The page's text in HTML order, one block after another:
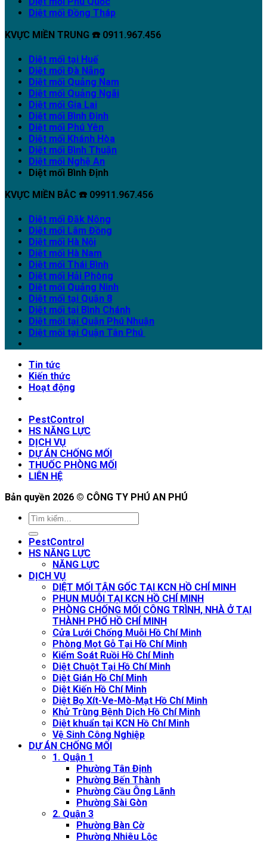
Diệt mối Đồng Tháp
KVỰC MIỀN TRUNG ☎️ 0911.967.456
Diệt mối tại Huế
Diệt mối Đà Nẵng
Diệt mối Quảng Nam
Diệt mối Quảng Ngãi
Diệt mối Gia Lai
Diệt mối Bình Định
Diệt mối Phú Yên
Diệt mối Khánh Hòa
Diệt mối Bình Thuận
Diệt mối Nghệ An
Diệt mối Bình Định
KVỰC MIỀN BẮC ☎️ 09911.967.456
Diệt mối Đăk Nông
Diệt mối Lâm Đồng
Diệt mối Hà Nội
Diệt mối Hà Nam
Diệt mối Thái Bình
Diệt mối Hải Phòng
Diệt mối Quảng Ninh
Diệt mối tại Quận 8
Diệt mối tại Bình Chánh
Diệt mối tại Quận Phú Nhuận
Diệt mối tại Quận Tân Phú
Tin tức
Kiến thức
Hoạt động
PestControl
HS NĂNG LỰC
DỊCH VỤ
DỰ ÁN CHỐNG MỐI
THUỐC PHÒNG MỐI
LIÊN HỆ
Bản quyền 2026 © CÔNG TY PHÚ AN PHÚ
PestControl
HS NĂNG LỰC
NĂNG LỰC
DỊCH VỤ
DIỆT MỐI TẬN GỐC TẠI KCN HỒ CHÍ MINH
PHUN MUỖI TẠI KCN HỒ CHÍ MINH
PHÒNG CHỐNG MỐI CÔNG TRÌNH, NHÀ Ở TẠI
THÀNH PHỐ HỒ CHÍ MINH
Cửa Lưới Chống Muỗi Hồ Chí Minh
Phòng Mọt Gỗ Tại Hồ Chí Minh
Kiểm Soát Ruồi Hồ Chí Minh
Diệt Chuột Tại Hồ Chí Minh
Diệt Gián Hồ Chí Minh
Diệt Kiến Hồ Chí Minh
Diệt Bọ Xít-Ve-Mò-Mạt Hồ Chí Minh
Khử Trùng Bệnh Dịch Hồ Chí Minh
Diệt khuẩn tại KCN Hồ Chí Minh
Vệ Sinh Công Nghiệp
DỰ ÁN CHỐNG MỐI
1. Quận 1
Phường Tân Định
Phường Bến Thành
Phường Cầu Ông Lãnh
Phường Sài Gòn
2. Quận 3
Phường Bàn Cờ
Phường Nhiêu Lộc